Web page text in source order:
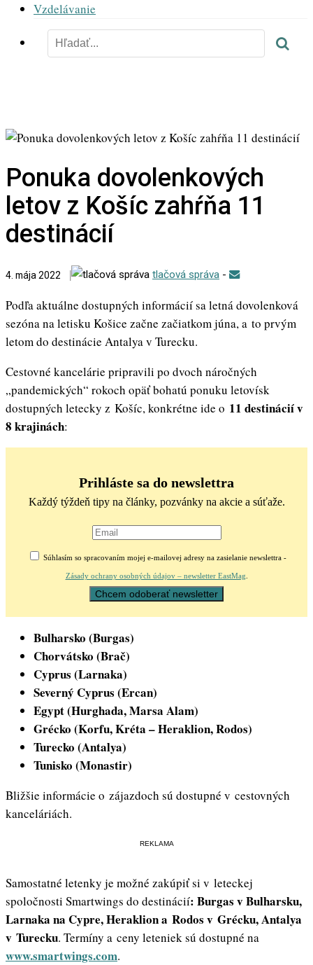
Vzdelávanie
Ponuka dovolenkových
letov z Košíc zahŕňa 11
destinácií
4. mája 2022 tlačová správa -
Podľa aktuálne dostupných informácií sa letná dovolenková
sezóna na letisku Košice začne začiatkom júna, a to prvým
letom do destinácie Antalya v Turecku.
Cestovné kancelárie pripravili po dvoch náročných
„pandemických“ rokoch opäť bohatú ponuku letovísk
dostupných letecky z Košíc, konkrétne ide o 11 destinácií v
8 krajinách:
Prihláste sa do newslettra
Každý týždeň tipy na články, pozvánky na akcie a súťaže.
Súhlasím so spracovaním mojej e-mailovej adresy na zasielanie newslettra -
Zásady ochrany osobných údajov – newsletter EastMag
Bulharsko (Burgas)
Chorvátsko (Brač)
Cyprus (Larnaka)
Severný Cyprus (Ercan)
Egypt (Hurghada, Marsa Alam)
Grécko (Korfu, Kréta – Heraklion, Rodos)
Turecko (Antalya)
Tunisko (Monastir)
Bližšie informácie o zájazdoch sú dostupné v cestovných
kanceláriách.
REKLAMA
Samostatné letenky je možné zakúpiť si v leteckej
spoločnosti Smartwings do destinácií: Burgas v Bulharsku,
Larnaka na Cypre, Heraklion a Rodos v Grécku, Antalya
v Turecku. Termíny a ceny leteniek sú dostupné na
www.smartwings.com.